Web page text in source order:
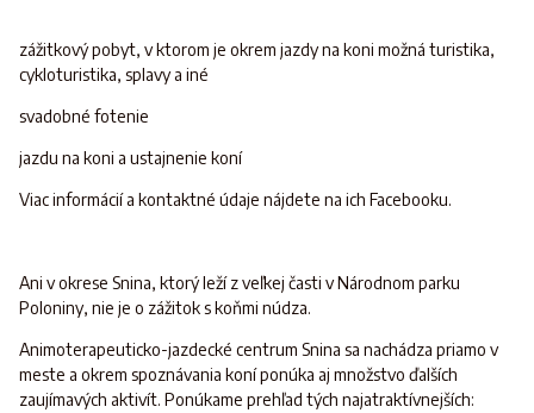
zážitkový pobyt, v ktorom je okrem jazdy na koni možná turistika,
cykloturistika, splavy a iné
svadobné fotenie
jazdu na koni a ustajnenie koní
Viac informácií a kontaktné údaje nájdete na ich Facebooku.
Ani v okrese Snina, ktorý leží z veľkej časti v Národnom parku
Poloniny, nie je o zážitok s koňmi núdza.
Animoterapeuticko-jazdecké centrum Snina sa nachádza priamo v
meste a okrem spoznávania koní ponúka aj množstvo ďalších
zaujímavých aktivít. Ponúkame prehľad tých najatraktívnejších: